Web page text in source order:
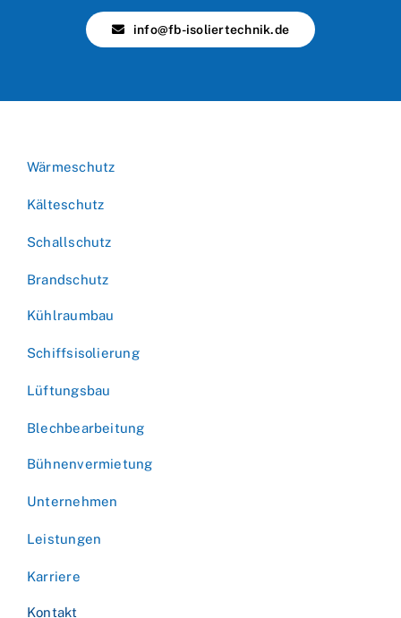
info@fb-isoliertechnik.de
Wärmeschutz
Kälteschutz
Schallschutz
Brandschutz
Kühlraumbau
Schiffsisolierung
Lüftungsbau
Blechbearbeitung
Bühnenvermietung
Unternehmen
Leistungen
Karriere
Kontakt